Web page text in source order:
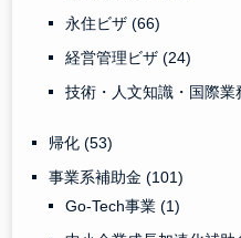
永住ビザ(66)
経営管理ビザ(24)
技術・人文知識・国際
帰化(53)
事業系補助金(101)
Go-Tech事業(1)